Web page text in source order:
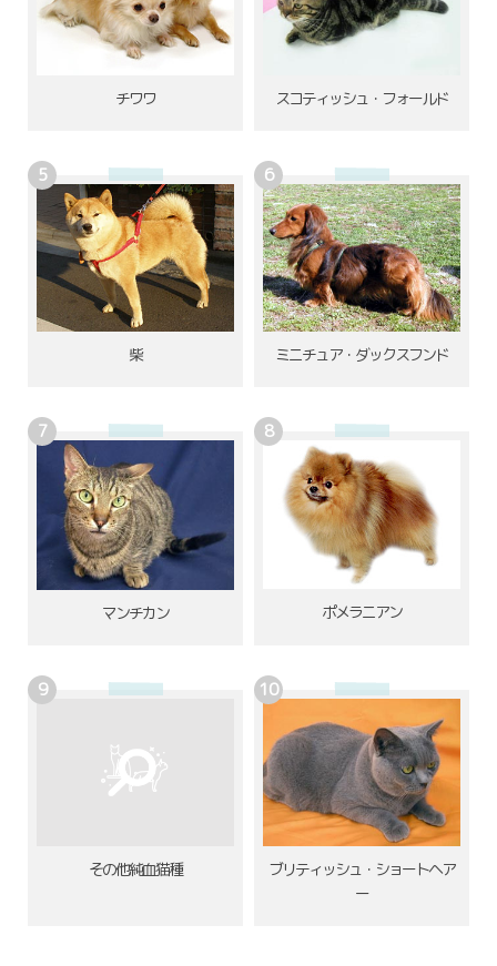
チワワ スコティッシュ・フォールド
柴 ミニチュア・ダックスフンド
マンチカン ポメラニアン
その他純血猫種
ブリティッシュ・ショートヘア
ー